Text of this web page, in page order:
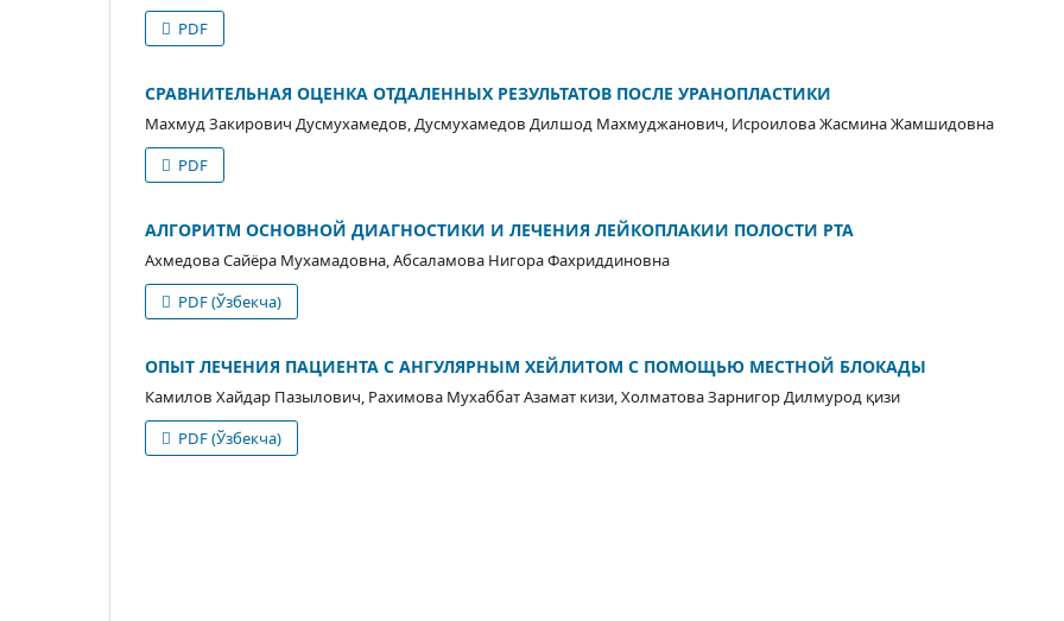
PDF
СРАВНИТЕЛЬНАЯ ОЦЕНКА ОТДАЛЕННЫХ РЕЗУЛЬТАТОВ ПОСЛЕ УРАНОПЛАСТИКИ
Махмуд Закирович Дусмухамедов, Дусмухамедов Дилшод Махмуджанович, Исроилова Жасмина Жамшидовна
PDF
АЛГОРИТМ ОСНОВНОЙ ДИАГНОСТИКИ И ЛЕЧЕНИЯ ЛЕЙКОПЛАКИИ ПОЛОСТИ РТА
Ахмедова Сайёра Мухамадовна, Абсаламова Нигора Фахриддиновна
PDF (Ўзбекча)
ОПЫТ ЛЕЧЕНИЯ ПАЦИЕНТА С АНГУЛЯРНЫМ ХЕЙЛИТОМ С ПОМОЩЬЮ МЕСТНОЙ БЛОКАДЫ
Камилов Хайдар Пазылович, Рахимова Мухаббат Азамат кизи, Холматова Зарнигор Дилмурод қизи
PDF (Ўзбекча)